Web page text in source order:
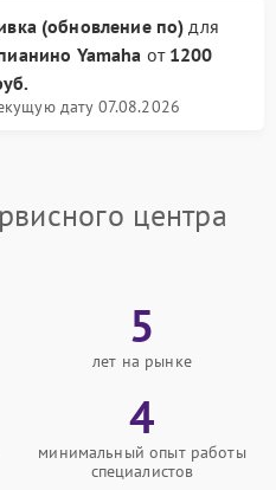
(обновление по) для
Yamaha от 1200
дату 07.08.2026
центра
5
лет на рынке
4
минимальный опыт работы
специалистов